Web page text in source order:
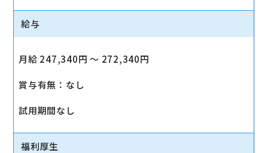
給与
月給 247,340円 〜 272,340円
賞与有無：なし
試用期間なし
福利厚生